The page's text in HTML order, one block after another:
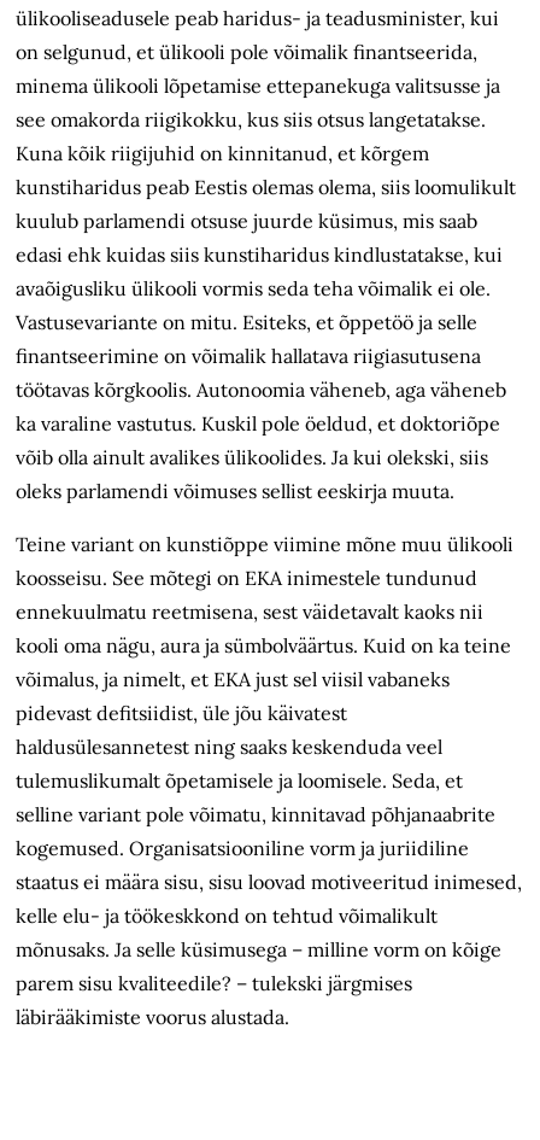
ülikooliseadusele peab haridus- ja teadusminister, kui
on selgunud, et ülikooli pole võimalik finantseerida,
minema ülikooli lõpetamise ettepanekuga valitsusse ja
see omakorda riigikokku, kus siis otsus langetatakse.
Kuna kõik riigijuhid on kinnitanud, et kõrgem
kunstiharidus peab Eestis olemas olema, siis loomulikult
kuulub parlamendi otsuse juurde küsimus, mis saab
edasi ehk kuidas siis kunstiharidus kindlustatakse, kui
avaõigusliku ülikooli vormis seda teha võimalik ei ole.
Vastusevariante on mitu. Esiteks, et õppetöö ja selle
finantseerimine on võimalik hallatava riigiasutusena
töötavas kõrgkoolis. Autonoomia väheneb, aga väheneb
ka varaline vastutus. Kuskil pole öeldud, et doktoriõpe
võib olla ainult avalikes ülikoolides. Ja kui olekski, siis
oleks parlamendi võimuses sellist eeskirja muuta.
Teine variant on kunstiõppe viimine mõne muu ülikooli
koosseisu. See mõtegi on EKA inimestele tundunud
ennekuulmatu reetmisena, sest väidetavalt kaoks nii
kooli oma nägu, aura ja sümbolväärtus. Kuid on ka teine
võimalus, ja nimelt, et EKA just sel viisil vabaneks
pidevast defitsiidist, üle jõu käivatest
haldusülesannetest ning saaks keskenduda veel
tulemuslikumalt õpetamisele ja loomisele. Seda, et
selline variant pole võimatu, kinnitavad põhjanaabrite
kogemused. Organisatsiooniline vorm ja juriidiline
staatus ei määra sisu, sisu loovad motiveeritud inimesed,
kelle elu- ja töökeskkond on tehtud võimalikult
mõnusaks. Ja selle küsimusega – milline vorm on kõige
parem sisu kvaliteedile? – tulekski järgmises
läbirääkimiste voorus alustada.